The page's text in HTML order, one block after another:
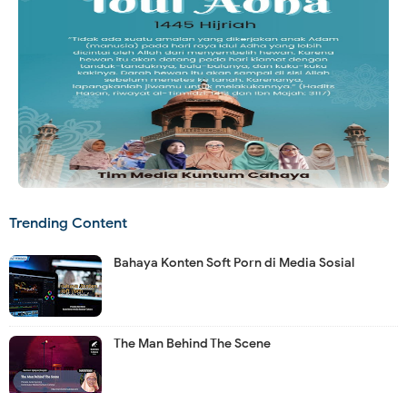
Trending Content
Bahaya Konten Soft Porn di Media Sosial
The Man Behind The Scene